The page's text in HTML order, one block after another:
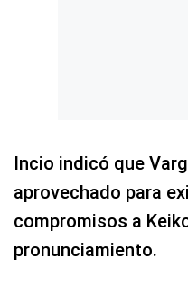
Incio indicó que
aprovechado para
compromisos a
pronunciamiento.